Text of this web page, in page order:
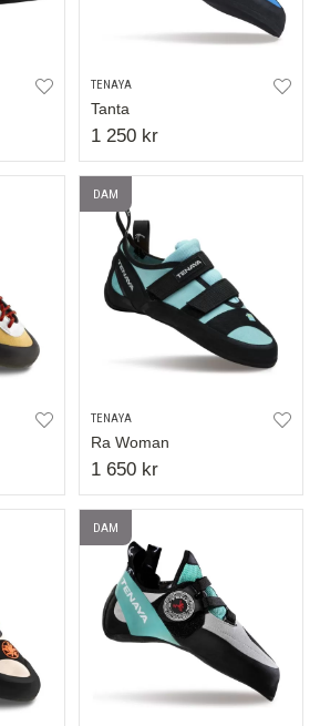
TENAYA
Tanta
1 250 kr
DAM
TENAYA
Ra Woman
1 650 kr
DAM